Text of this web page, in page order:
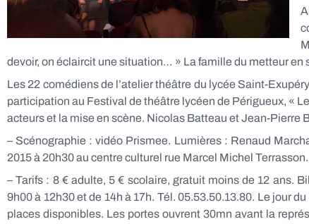
devoir, on éclaircit une situation… » La famille du metteur en
Les 22 comédiens de l’atelier théâtre du lycée Saint-
participation au Festival de théâtre lycéen de Périgueux, «
acteurs et la mise en scène. Nicolas Batteau et Jean-Pierre
– Scénographie : vidéo Prismee. Lumières : Renaud
2015 à 20h30 au centre culturel rue Marcel Michel
– Tarifs : 8 € adulte, 5 € scolaire, gratuit moins de 12 ans.
9h00 à 12h30 et de 14h à 17h. Tél. 05.53.50.13.80. Le jour
places disponibles. Les portes ouvrent 30mn avant la